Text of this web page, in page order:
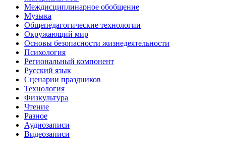
Междисциплинарное обобщение
Музыка
Общепедагогические технологии
Окружающий мир
Основы безопасности жизнедеятельности
Психология
Региональный компонент
Русский язык
Сценарии праздников
Технология
Физкультура
Чтение
Разное
Аудиозаписи
Видеозаписи